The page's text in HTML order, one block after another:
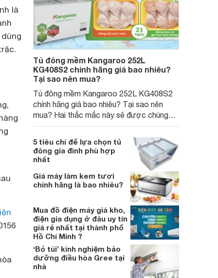
là
Tủ đông mềm Kangaroo 252L
KG408S2 chính hãng giá bao nhiêu?
Tại sao nên mua?
Tủ đông mềm Kangaroo 252L KG408S2
chính hãng giá bao nhiêu? Tại sao nên
mua? Hai thắc mắc này sẽ được chúng
tôi giải đáp chi tiết và cụ thể ngay trong
bài viết dưới đây.
5 tiêu chí để lựa chọn tủ
đông gia đình phù hợp
nhất
Giá máy làm kem tươi
chính hãng là bao nhiêu?
Mua đồ điện máy giá kho,
điện gia dụng ở đâu uy tín
giá rẻ nhất tại thành phố
Hồ Chí Minh ?
‘Bỏ túi’ kinh nghiệm bảo
dưỡng điều hòa Gree tại
nhà